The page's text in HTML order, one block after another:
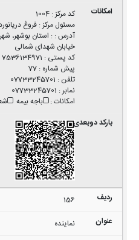
کد مرکز:
1004
مسئول مرکز:فروغ
آدرس:: استان بوشهر،
خیابان شهدای شمالی
کد پستی :
7536134971
پیش شماره :
77
تلفن :
07733245701
نمابر:
07733245701
امکانات: باجه بیمه
156
نماینده